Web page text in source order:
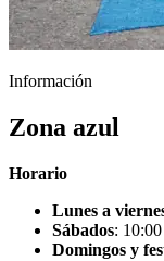
Información
Zona azul
Horario
Lunes a
Sábados:
Domingos y